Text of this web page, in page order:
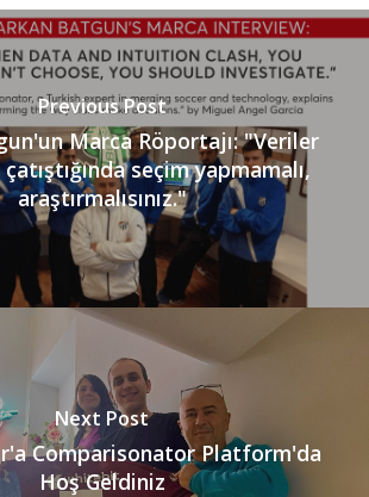
Previous Post
Marca Röportajı: "Veriler
seçim yapmamalı,
araştırmalısınız."
Next Post
Comparisonator Platform'da
Hoş Geldiniz